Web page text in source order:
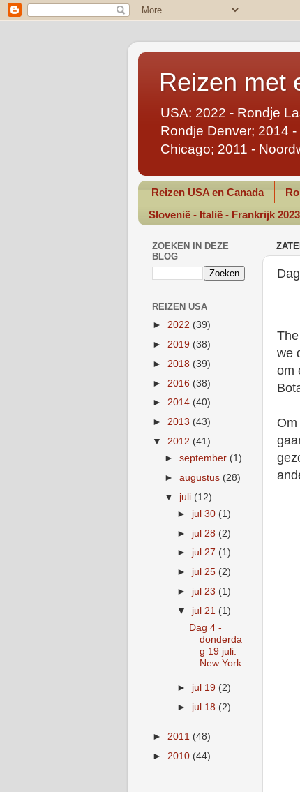
Reizen met
USA: 2022 - Rondje
Rondje Denver; 2014
Chicago; 2011 -
Reizen USA en Canada
Slovenië - Italië - Frankrijk 2023
we
om
ZOEKEN IN DEZE
BLOG
REIZEN USA
► 2022 (39)
► 2019 (38)
► 2018 (39)
► 2016 (38)
► 2014 (40)
► 2013 (43)
▼ 2012 (41)
►september (1)
►augustus (28)
▼ juli (12)
► jul 30 (1)
► jul 28 (2)
► jul 27 (1)
► jul 25 (2)
► jul 23 (1)
▼ jul 21 (1)
Dag 4 -
donderda
g 19 juli:
New York
► jul 19 (2)
► jul 18 (2)
► 2011 (48)
► 2010 (44)